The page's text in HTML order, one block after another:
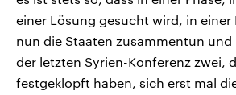
einer Lösung gesucht wird, in einer
nun die Staaten zusammentun
der letzten Syrien-Konferenz zwei,
festgeklopft haben, sich erst mal